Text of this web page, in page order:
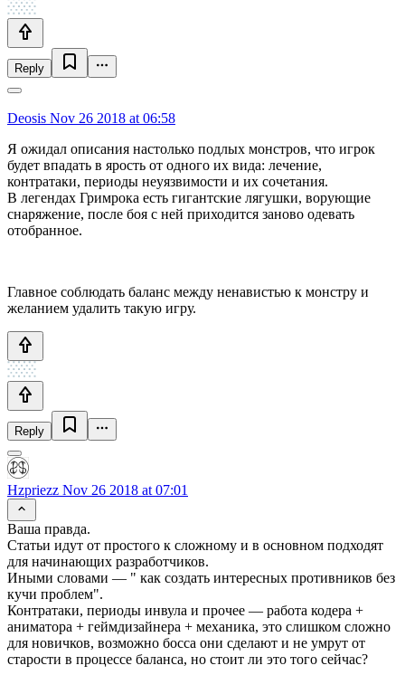
Reply
Deosis Nov 26 2018 at 06:58
Я ожидал описания настолько подлых монстров, что игрок
будет впадать в ярость от одного их вида: лечение,
контратаки, периоды неуязвимости и их сочетания.
В легендах Гримрока есть гигантские лягушки, ворующие
снаряжение, после боя с ней приходится заново одевать
отобранное.
Главное соблюдать баланс между ненавистью к монстру и
желанием удалить такую игру.
Reply
Hzpriezz Nov 26 2018 at 07:01
Ваша правда.
Статьи идут от простого к сложному и в основном подходят
для начинающих разработчиков.
Иными словами — " как создать интересных противников без
кучи проблем".
Контратаки, периоды инвула и прочее — работа кодера +
аниматора + геймдизайнера + механика, это слишком сложно
для новичков, возможно босса они сделают и не умрут от
старости в процессе баланса, но стоит ли это того сейчас?